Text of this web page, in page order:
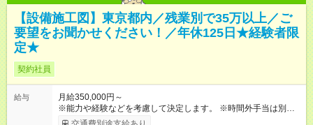
【設備施工図】東京都内／残業別で35万以上／ご
要望をお聞かせください！／年休125日★経験者限
定★
契約社員
給与
月給350,000円～
※能力や経験などを考慮して決定します。 ※時間外手当は別途支
給致します。 ※試用期間は3ヶ月で、条件に変更はありません。